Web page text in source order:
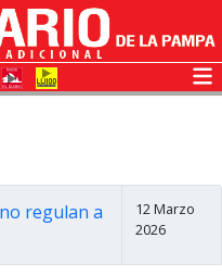
regulan a
12 Marzo
2026